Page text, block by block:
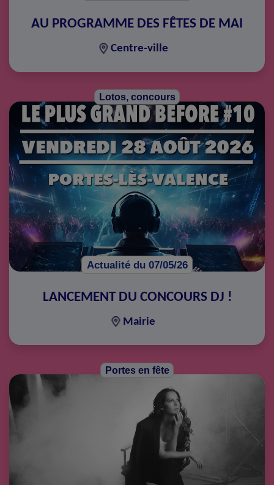
AU PROGRAMME DES FÊTES DE MAI
Centre-ville
Lotos, concours
Actualité du 07/05/26
LANCEMENT DU CONCOURS DJ !
Mairie
Portes en fête